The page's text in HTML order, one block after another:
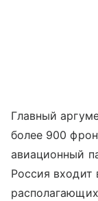
Главный
более 900
авиационный
Россия входит